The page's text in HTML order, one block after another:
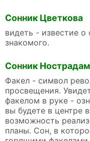
Сонник Цветкова
видеть - известие
знакомого.
Сонник
Факел - символ
просвещения.
факелом в руке -
вы будете в центре
возможность
планы. Сон, в